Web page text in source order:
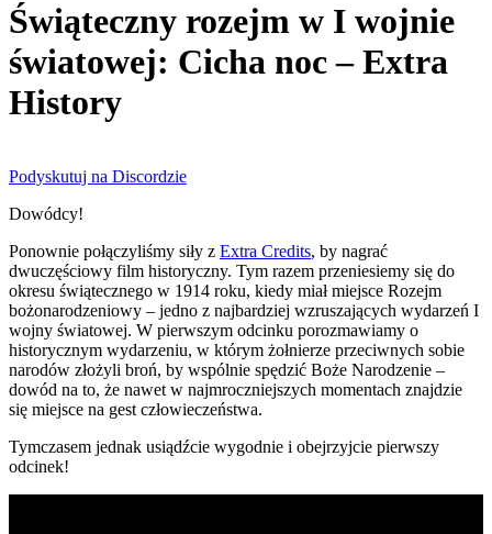
Świąteczny rozejm w I wojnie
światowej: Cicha noc – Extra
History
Podyskutuj na Discordzie
Dowódcy!
Ponownie połączyliśmy siły z Extra Credits, by nagrać
dwuczęściowy film historyczny. Tym razem przeniesiemy się do
okresu świątecznego w 1914 roku, kiedy miał miejsce Rozejm
bożonarodzeniowy – jedno z najbardziej wzruszających wydarzeń I
wojny światowej. W pierwszym odcinku porozmawiamy o
historycznym wydarzeniu, w którym żołnierze przeciwnych sobie
narodów złożyli broń, by wspólnie spędzić Boże Narodzenie –
dowód na to, że nawet w najmroczniejszych momentach znajdzie
się miejsce na gest człowieczeństwa.
Tymczasem jednak usiądźcie wygodnie i obejrzyjcie pierwszy
odcinek!